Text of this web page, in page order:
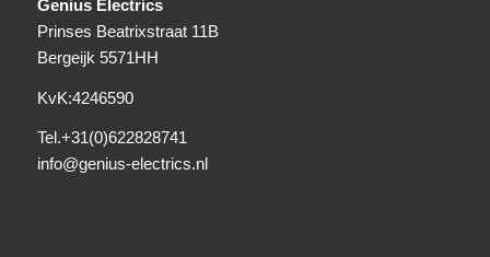
Genius Electrics
Prinses Beatrixstraat 11B
Bergeijk 5571HH
KvK:4246590
Tel.+31(0)622828741
info@genius-electrics.nl